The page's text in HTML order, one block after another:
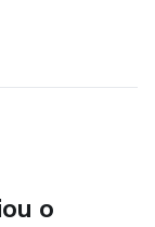
com essa
e a
o